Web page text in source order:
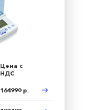
Цена с
НДС
164990 р.